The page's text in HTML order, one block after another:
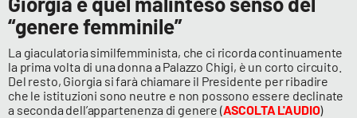
“genere femminile”
La giaculatoria similfemminista, che ci ricorda continuamente
la prima volta di una donna a Palazzo Chigi, è un corto circuito.
Del resto, Giorgia si farà chiamare il Presidente per ribadire
che le istituzioni sono neutre e non possono essere declinate
a seconda dell’appartenenza di genere (ASCOLTA L'AUDIO)